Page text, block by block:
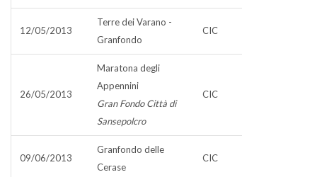
12/05/2013
Terre dei Varano -
Granfondo
CIC
26/05/2013
Maratona degli
Appennini
Gran Fondo Città di
Sansepolcro
CIC
09/06/2013
Granfondo delle
Cerase
CIC